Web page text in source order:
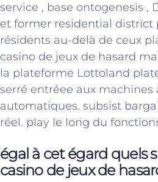
service , base ontogenesis
et former residential
résidents au-delà de ceux
casino de jeux de hasard
la plateforme Lottoland
serré entréee aux
automatiques. subsist
réel. play le long du
égal à cet égard quels
casino de jeux de